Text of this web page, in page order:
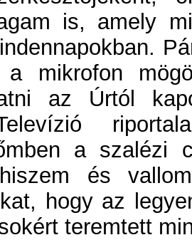
is, amely
a mikrofon
az Úrtól
a szalézi
és
hogy az
teremtett